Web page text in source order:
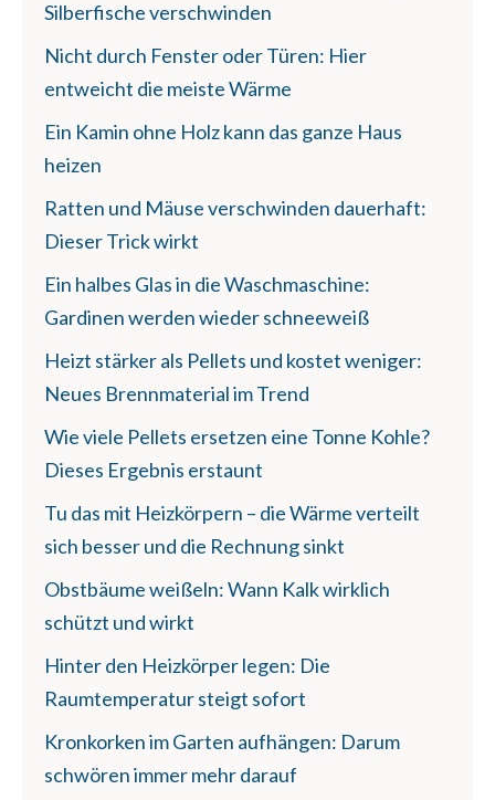
Silberfische verschwinden
Nicht durch Fenster oder Türen: Hier
entweicht die meiste Wärme
Ein Kamin ohne Holz kann das ganze Haus
heizen
Ratten und Mäuse verschwinden dauerhaft:
Dieser Trick wirkt
Ein halbes Glas in die Waschmaschine:
Gardinen werden wieder schneeweiß
Heizt stärker als Pellets und kostet weniger:
Neues Brennmaterial im Trend
Wie viele Pellets ersetzen eine Tonne Kohle?
Dieses Ergebnis erstaunt
Tu das mit Heizkörpern – die Wärme verteilt
sich besser und die Rechnung sinkt
Obstbäume weißeln: Wann Kalk wirklich
schützt und wirkt
Hinter den Heizkörper legen: Die
Raumtemperatur steigt sofort
Kronkorken im Garten aufhängen: Darum
schwören immer mehr darauf